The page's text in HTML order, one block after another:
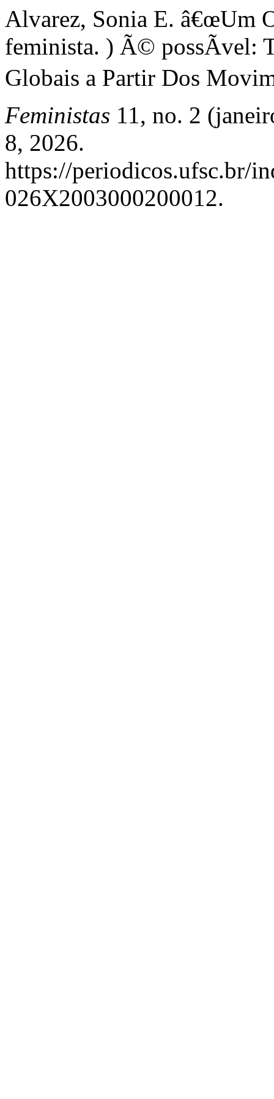
Alvarez, Sonia E. â€œUm
feminista. ) Ã© possÃ­vel:
Globais a Partir Dos
Feministas 11, no. 2
8, 2026.
https://periodicos.ufsc.br/
026X2003000200012.